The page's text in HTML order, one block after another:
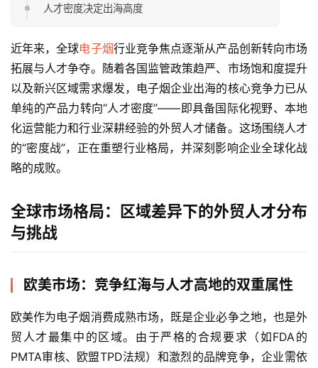
人才密度决定出海高度
近年来，全球电子烟行业竞争焦点逐渐从产品创新转向市场
拓展与人才争夺。随着各国监管政策趋严、市场饱和度提升
以及新兴区域需求爆发，电子烟企业出海的核心竞争力已从
单纯的产品力转向“人才密度”——即具备国际化视野、本地
化运营能力和行业深耕经验的外贸人才储备。这场围绕人才
的“密度战”，正在重塑行业格局，并深刻影响企业全球化战
略的成败。
全球市场格局：区域差异下的外贸人才分布
与挑战
欧美市场：竞争红海与人才高地的双重属性
欧美作为电子烟消费成熟市场，既是企业必争之地，也是外
贸人才最集中的区域。由于严格的合规要求（如FDA的
PMTA审核、欧盟TPD法规）和激烈的品牌竞争，企业需依